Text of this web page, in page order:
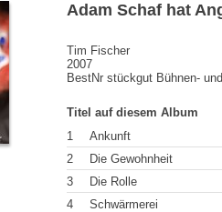
Adam Schaf hat
Tim Fischer
2007
BestNr stückgut Bühnen-
Titel auf diesem Album
1
Ankunft
2
Die Gewohnheit
3
Die Rolle
4
Schwärmerei